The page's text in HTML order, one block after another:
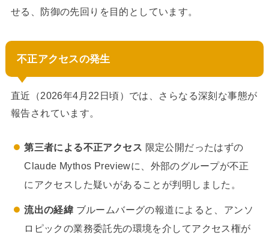
せる、防御の先回りを目的としています。
不正アクセスの発生
直近（2026年4月22日頃）では、さらなる深刻な事態が
報告されています。
第三者による不正アクセス 限定公開だったはずの
Claude Mythos Previewに、外部のグループが不正
にアクセスした疑いがあることが判明しました。
流出の経緯 ブルームバーグの報道によると、アンソ
ロピックの業務委託先の環境を介してアクセス権が